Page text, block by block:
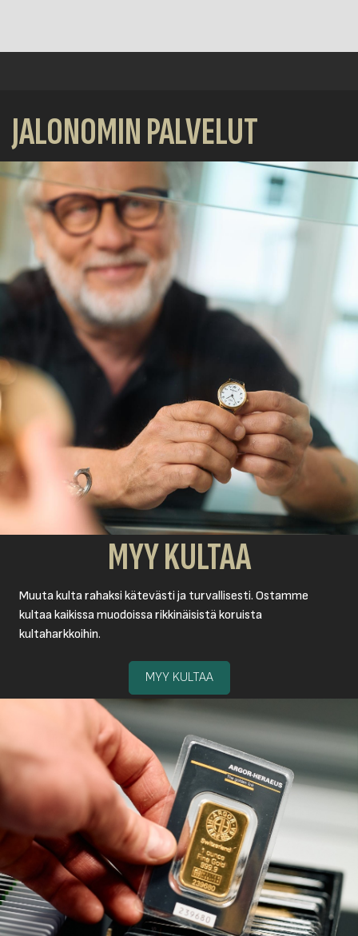
JALONOMIN PALVELUT
MYY KULTAA
Muuta kulta rahaksi kätevästi ja turvallisesti. Ostamme
kultaa kaikissa muodoissa rikkinäisistä koruista
kultaharkkoihin.
MYY KULTAA